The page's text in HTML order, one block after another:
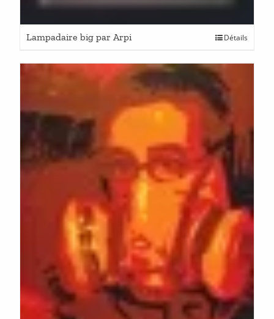
Lampadaire big par Arpi Détails